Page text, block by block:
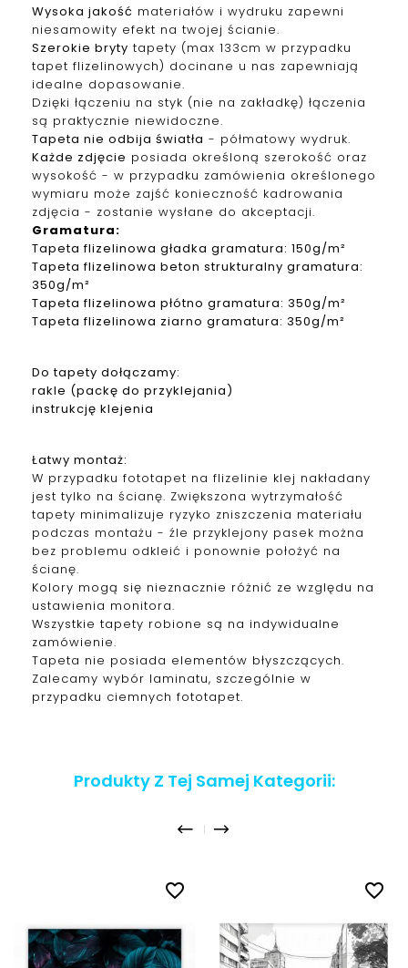
Wysoka jakość materiałów i wydruku zapewni
niesamowity efekt na twojej ścianie.
Szerokie bryty tapety (max 133cm w przypadku
tapet flizelinowych) docinane u nas zapewniają
idealne dopasowanie.
Dzięki łączeniu na styk (nie na zakładkę) łączenia
są praktycznie niewidoczne.
Tapeta nie odbija światła - półmatowy wydruk.
Każde zdjęcie posiada określoną szerokość oraz
wysokość - w przypadku zamówienia określonego
wymiaru może zajść konieczność kadrowania
zdjęcia - zostanie wysłane do akceptacji.
Gramatura:
Tapetaflizelinowa gładka gramatura: 150g/m²
Tapetaflizelinowa beton strukturalny gramatura:
350g/m²
Tapetaflizelinowa płótno gramatura: 350g/m²
Tapetaflizelinowa ziarno gramatura: 350g/m²
Do tapety dołączamy:
rakle (packę do przyklejania)
instrukcję klejenia
Łatwy montaż:
W przypadku fototapet na flizelinie klej nakładany
jest tylko na ścianę. Zwiększona wytrzymałość
tapety minimalizuje ryzyko zniszczenia materiału
podczas montażu - źle przyklejony pasek można
bez problemu odkleić i ponownie położyć na
ścianę.
Kolory mogą się nieznacznie różnić ze względu na
ustawienia monitora.
Wszystkie tapety robione są na indywidualne
zamówienie.
Tapeta nie posiada elementów błyszczących.
Zalecamy wybór laminatu, szczególnie w
przypadku ciemnych fototapet.
Produkty Z Tej Samej Kategorii:
favorite_border favorite_border